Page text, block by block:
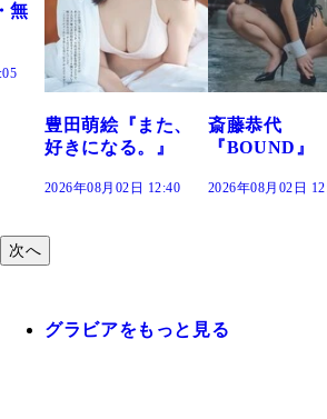
豊田萌絵『また、
好きになる。』
2026年08月02日 12:40
斎藤恭代
『BOUND』
2026年08月02日
無
次へ
グラビアをもっと見る